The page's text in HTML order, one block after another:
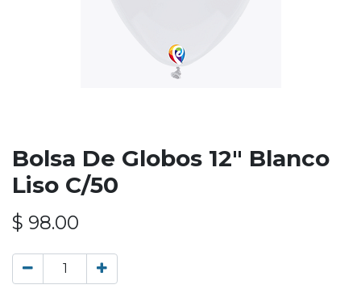
Bolsa De Globos 12" Blanco
Liso C/50
$ 98.00